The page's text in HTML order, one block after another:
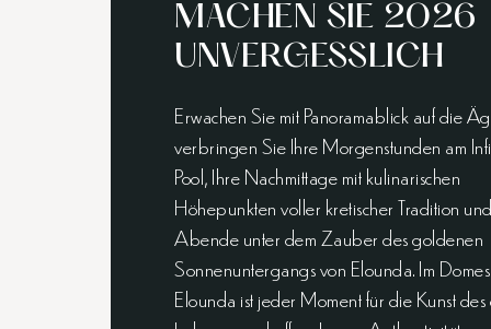
MACHEN SIE 2026
UNVERGESSLICH
Erwachen Sie mit Panoramablick auf die
verbringen Sie Ihre Morgenstunden am
Pool, Ihre Nachmittage mit kulinarischen
Höhepunkten voller kretischer Tradition
Abende unter dem Zauber des goldenen
Sonnenuntergangs von Elounda. Im
Elounda ist jeder Moment für die Kunst